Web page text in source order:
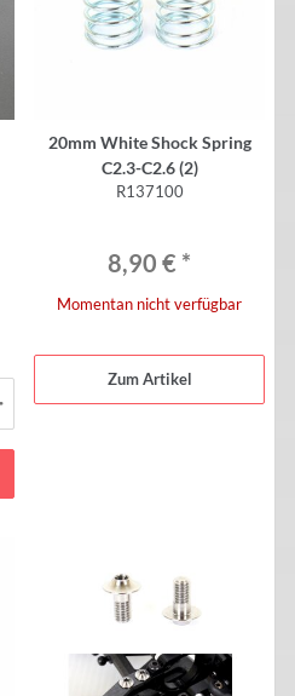
20mm White Shock Spring
C2.3-C2.6 (2)
R137100
8,90 € *
Momentan nicht verfügbar
Zum Artikel